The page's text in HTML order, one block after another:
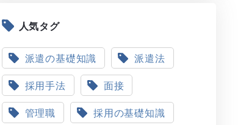
人気タグ
派遣の基礎知識 派遣法
採用手法 面接
管理職 採用の基礎知識